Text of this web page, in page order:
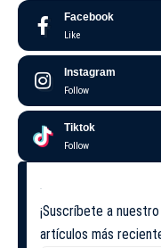
Facebook
Like
Instagram
Follow
Tiktok
Follow
¡Suscríbete a
artículos más